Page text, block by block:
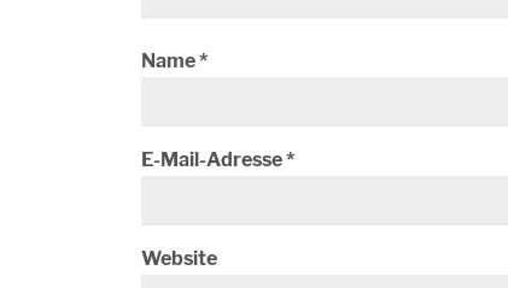
Name*
E-Mail-Adresse*
Website